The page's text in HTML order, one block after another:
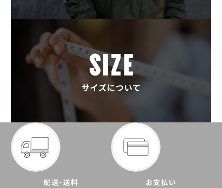
配送・送料 お支払い